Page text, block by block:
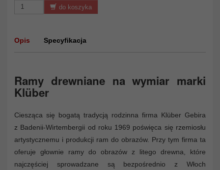
do koszyka
Opis Specyfikacja
Ramy drewniane na wymiar marki
Klüber
Ciesząca się bogatą tradycją rodzinna firma Klüber Gebira
z Badenii-Wirtembergii od roku 1969 poświęca się rzemiosłu
artystycznemu i produkcji ram do obrazów. Przy tym firma ta
oferuje głownie ramy do obrazów z litego drewna, które
najczęściej sprowadzane są bezpośrednio z Włoch